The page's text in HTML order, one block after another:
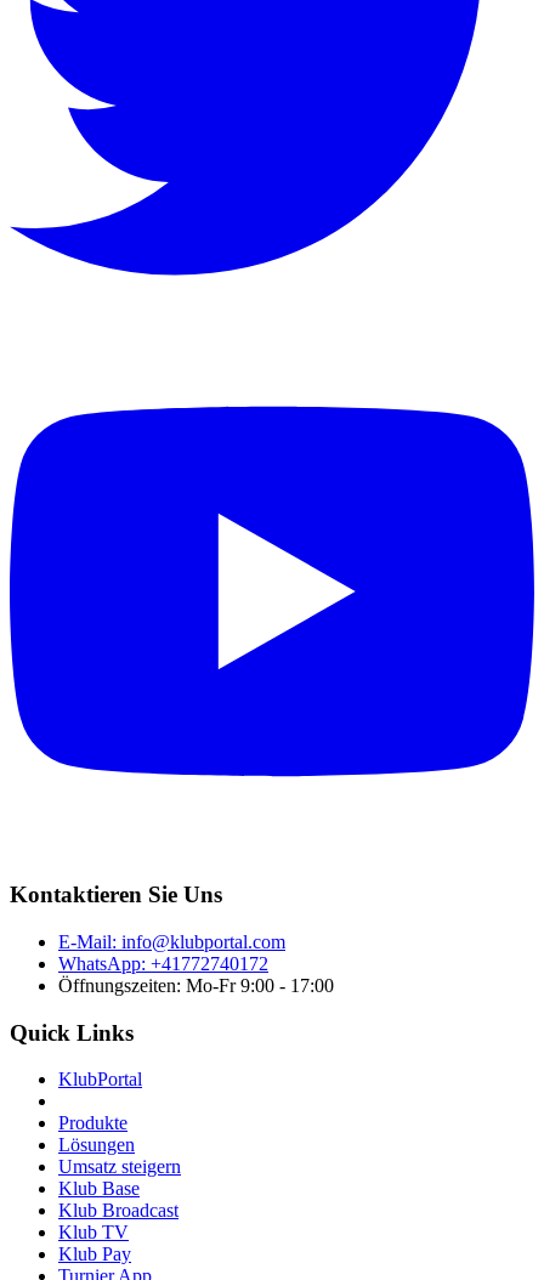
Kontaktieren Sie Uns
E-Mail: info@klubportal.com
WhatsApp: +41772740172
Öffnungszeiten: Mo-Fr 9:00 - 17:00
Quick Links
KlubPortal
Produkte
Lösungen
Umsatz steigern
Klub Base
Klub Broadcast
Klub TV
Klub Pay